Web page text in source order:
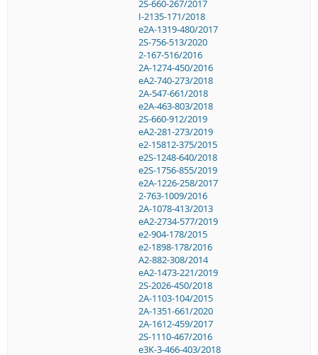
2S-660-267/2017
I-2135-171/2018
e2A-1319-480/2017
2S-756-513/2020
2-167-516/2016
2A-1274-450/2016
eA2-740-273/2018
2A-547-661/2018
e2A-463-803/2018
2S-660-912/2019
eA2-281-273/2019
e2-15812-375/2015
e2S-1248-640/2018
e2S-1756-855/2019
e2A-1226-258/2017
2-763-1009/2016
2A-1078-413/2013
eA2-2734-577/2019
e2-904-178/2015
e2-1898-178/2016
A2-882-308/2014
eA2-1473-221/2019
2S-2026-450/2018
2A-1103-104/2015
2A-1351-661/2020
2A-1612-459/2017
2S-1110-467/2016
e3K-3-466-403/2018